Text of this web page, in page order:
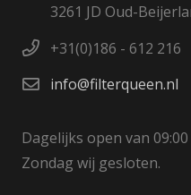
3261 JD Oud-
+31(0)186 - 612 216
info@filterqueen.nl
Dagelijks open van
Zondag wij gesloten.